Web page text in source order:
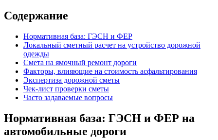
Содержание
Нормативная база: ГЭСН и ФЕР
Локальный сметный расчет на устройство дорожной
одежды
Смета на ямочный ремонт дороги
Факторы, влияющие на стоимость асфальтирования
Экспертиза дорожной сметы
Чек-лист проверки сметы
Часто задаваемые вопросы
Нормативная база: ГЭСН и ФЕР на
автомобильные дороги